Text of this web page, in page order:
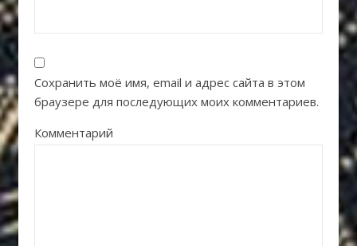
Сохранить моё имя, email и адрес сайта в этом
браузере для последующих моих комментариев.
Комментарий